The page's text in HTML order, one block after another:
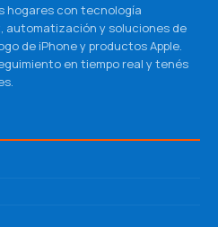
hogares con tecnología
y soluciones de
de iPhone y productos Apple.
en tiempo real y tenés